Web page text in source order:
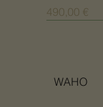
Prix
490,00 €
WAHO